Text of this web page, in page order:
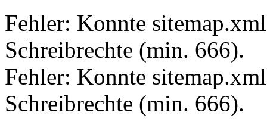
Fehler: Konnte
Schreibrechte (min. 666).
Fehler: Konnte
Schreibrechte (min. 666).